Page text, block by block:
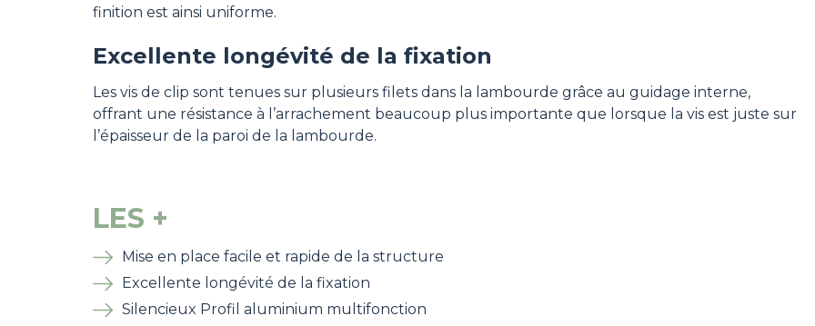
finition est ainsi uniforme.
Excellente longévité de la fixation
Les vis de clip sont tenues sur plusieurs filets dans la lambourde grâce au guidage interne,
offrant une résistance à l’arrachement beaucoup plus importante que lorsque la vis est juste sur
l’épaisseur de la paroi de la lambourde.
LES +
Mise en place facile et rapide de la structure
Excellente longévité de la fixation
Silencieux Profil aluminium multifonction